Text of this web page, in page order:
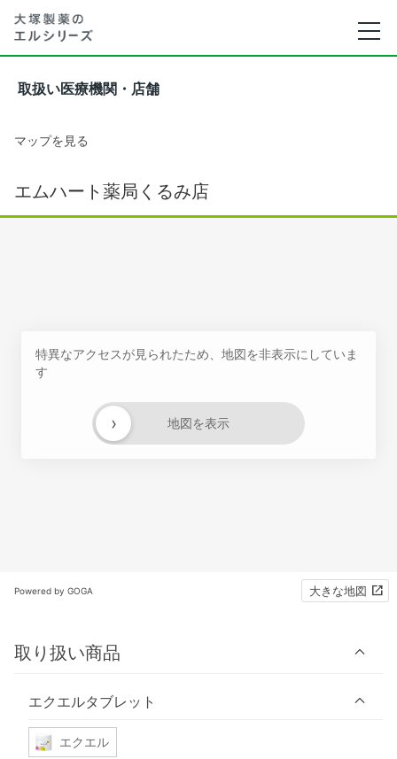
取扱い医療機関・店舗
マップを見る
エムハート薬局くるみ店
特異なアクセスが見られたため、地図を非表示にしていま
す
地図を表示
›
Powered by GOGA 大きな地図
取り扱い商品
エクエルタブレット
エクエル